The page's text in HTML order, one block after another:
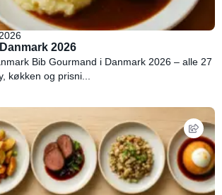
2026
Bib Gourmand i Danmark 2026 – alle 27
køkken og prisni...